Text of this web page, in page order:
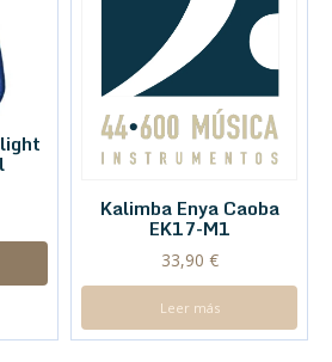
Kalimba Enya Caoba
EK17-M1
33,90 €
Leer más